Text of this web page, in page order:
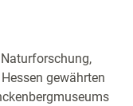
gewährten